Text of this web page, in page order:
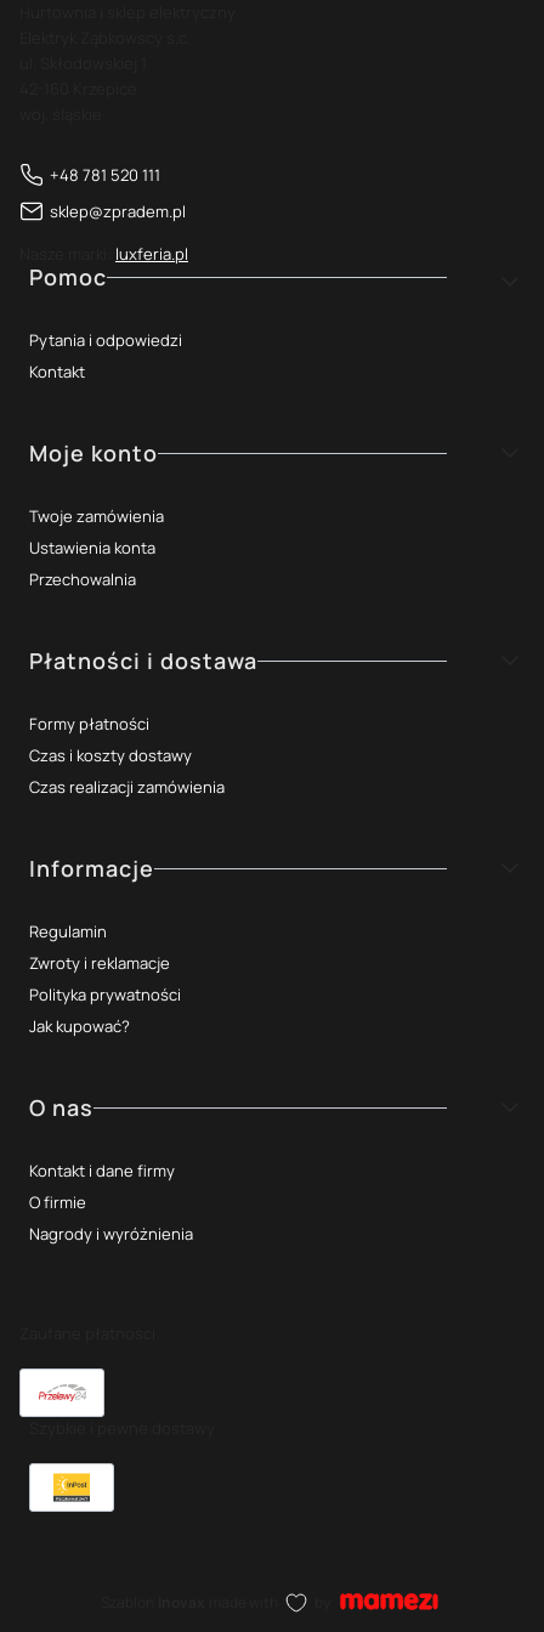
+48 781 520 111
sklep@zpradem.pl
luxferia.pl
Linki w stopce
Pomoc
Pytania i odpowiedzi
Kontakt
Moje konto
Twoje zamówienia
Ustawienia konta
Przechowalnia
Płatności i dostawa
Formy płatności
Czas i koszty dostawy
Czas realizacji zamówienia
Informacje
Regulamin
Zwroty i reklamacje
Polityka prywatności
Jak kupować?
O nas
Kontakt i dane firmy
O firmie
Nagrody i wyróżnienia